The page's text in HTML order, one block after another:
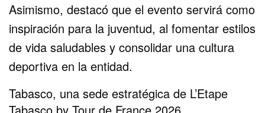
Asimismo, destacó que el evento servirá como
inspiración para la juventud, al fomentar estilos
de vida saludables y consolidar una cultura
deportiva en la entidad.
Tabasco, una sede estratégica de L’Etape